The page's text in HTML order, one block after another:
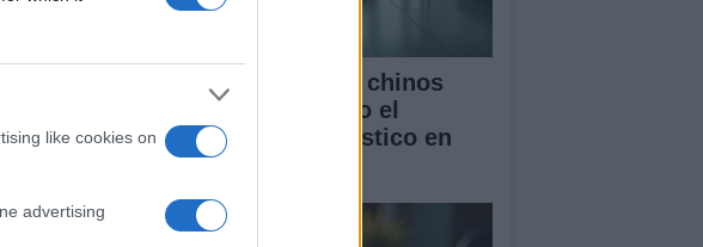
like cookies on
advertising
Cómo los vehículos chinos
están transformando el
mercado automovilístico en
España